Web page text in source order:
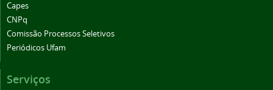
Capes
CNPq
Comissão Processos Seletivos
Periódicos Ufam
Serviços